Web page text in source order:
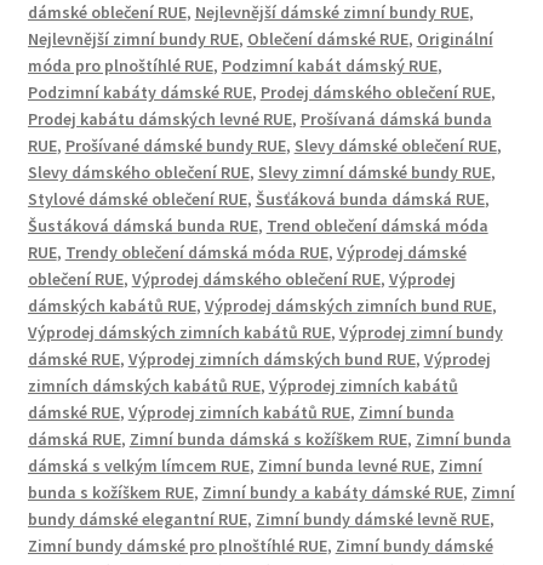
dámské oblečení RUE, Nejlevnější dámské zimní bundy RUE,
Nejlevnější zimní bundy RUE, Oblečení dámské RUE, Originální
móda pro plnoštíhlé RUE, Podzimní kabát dámský RUE,
Podzimní kabáty dámské RUE, Prodej dámského oblečení RUE,
Prodej kabátu dámských levné RUE, Prošívaná dámská bunda
RUE, Prošívané dámské bundy RUE, Slevy dámské oblečení RUE,
Slevy dámského oblečení RUE, Slevy zimní dámské bundy RUE,
Stylové dámské oblečení RUE, Šusťáková bunda dámská RUE,
Šustáková dámská bunda RUE, Trend oblečení dámská móda
RUE, Trendy oblečení dámská móda RUE, Výprodej dámské
oblečení RUE, Výprodej dámského oblečení RUE, Výprodej
dámských kabátů RUE, Výprodej dámských zimních bund RUE,
Výprodej dámských zimních kabátů RUE, Výprodej zimní bundy
dámské RUE, Výprodej zimních dámských bund RUE, Výprodej
zimních dámských kabátů RUE, Výprodej zimních kabátů
dámské RUE, Výprodej zimních kabátů RUE, Zimní bunda
dámská RUE, Zimní bunda dámská s kožíškem RUE, Zimní bunda
dámská s velkým límcem RUE, Zimní bunda levné RUE, Zimní
bunda s kožíškem RUE, Zimní bundy a kabáty dámské RUE, Zimní
bundy dámské elegantní RUE, Zimní bundy dámské levně RUE,
Zimní bundy dámské pro plnoštíhlé RUE, Zimní bundy dámské